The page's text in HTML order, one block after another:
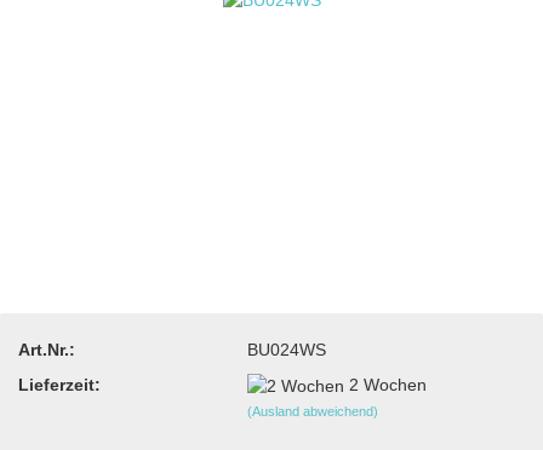
Art.Nr.:
BU024WS
Lieferzeit:
2 Wochen
(Ausland abweichend)